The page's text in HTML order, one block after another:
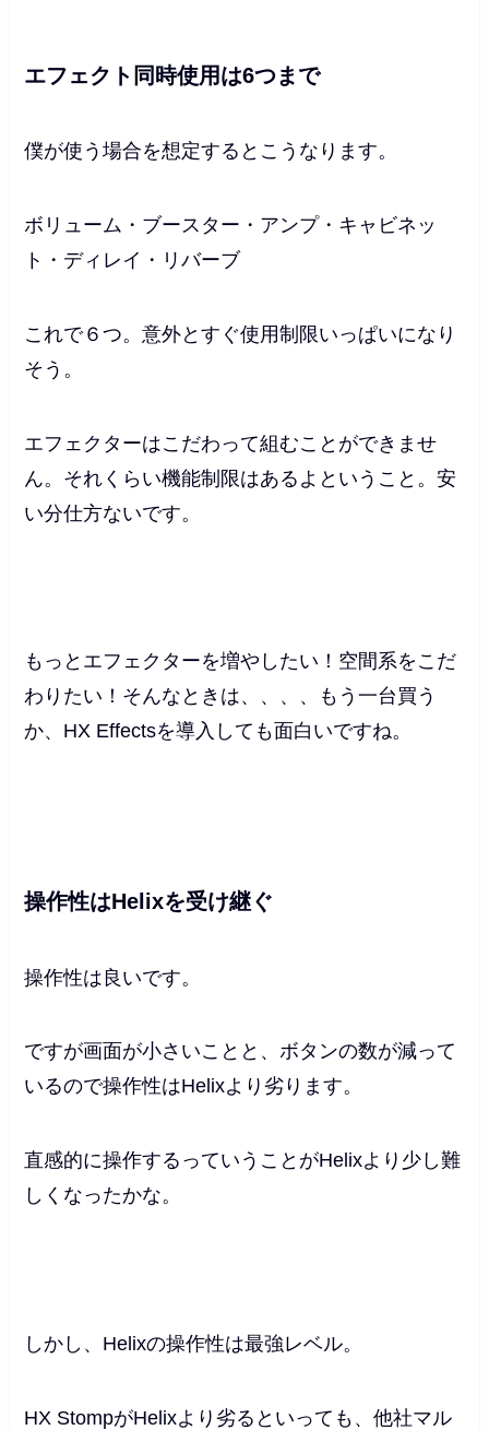
エフェクト同時使用は6つまで
僕が使う場合を想定するとこうなります。
ボリューム・ブースター・アンプ・キャビネッ
ト・ディレイ・リバーブ
これで６つ。意外とすぐ使用制限いっぱいになり
そう。
エフェクターはこだわって組むことができませ
ん。それくらい機能制限はあるよということ。安
い分仕方ないです。
もっとエフェクターを増やしたい！空間系をこだ
わりたい！そんなときは、、、、もう一台買う
か、HX Effectsを導入しても面白いですね。
操作性はHelixを受け継ぐ
操作性は良いです。
ですが画面が小さいことと、ボタンの数が減って
いるので操作性はHelixより劣ります。
直感的に操作するっていうことがHelixより少し難
しくなったかな。
しかし、Helixの操作性は最強レベル。
HX StompがHelixより劣るといっても、他社マル